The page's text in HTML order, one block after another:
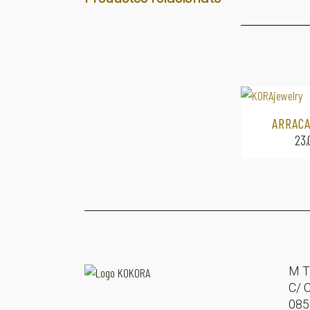
M
C/